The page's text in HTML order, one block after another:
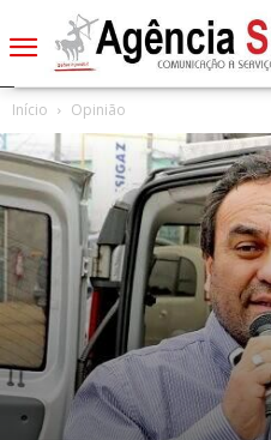
Início Opinião